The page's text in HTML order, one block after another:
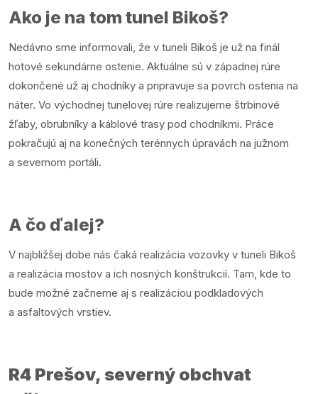
Ako je na tom tunel Bikoš?
Nedávno sme informovali, že v tuneli Bikoš je už na finál
hotové sekundárne ostenie. Aktuálne sú v západnej rúre
dokončené už aj chodníky a pripravuje sa povrch ostenia na
náter. Vo východnej tunelovej rúre realizujeme štrbinové
žľaby, obrubníky a káblové trasy pod chodníkmi. Práce
pokračujú aj na konečných terénnych úpravách na južnom
a severnom portáli.
A čo ďalej?
V najbližšej dobe nás čaká realizácia vozovky v tuneli Bikoš
a realizácia mostov a ich nosných konštrukcií. Tam, kde to
bude možné začneme aj s realizáciou podkladových
a asfaltových vrstiev.
R4 Prešov, severný obchvat